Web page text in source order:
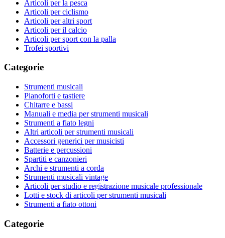
Articoli per la pesca
Articoli per ciclismo
Articoli per altri sport
Articoli per il calcio
Articoli per sport con la palla
Trofei sportivi
Categorie
Strumenti musicali
Pianoforti e tastiere
Chitarre e bassi
Manuali e media per strumenti musicali
Strumenti a fiato legni
Altri articoli per strumenti musicali
Accessori generici per musicisti
Batterie e percussioni
Spartiti e canzonieri
Archi e strumenti a corda
Strumenti musicali vintage
Articoli per studio e registrazione musicale professionale
Lotti e stock di articoli per strumenti musicali
Strumenti a fiato ottoni
Categorie